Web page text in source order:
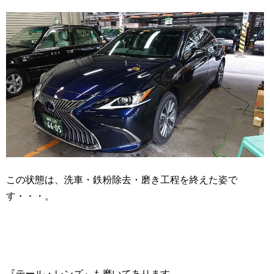
この状態は、洗車・鉄粉除去・磨き工程を終えた姿で
す・・・。